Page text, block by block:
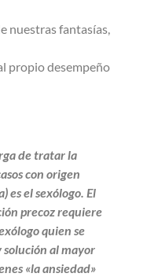
nuestras fantasías,
propio desempeño
de tratar la
con origen
es el sexólogo. El
precoz requiere
quien se
solución al mayor
«la ansiedad»